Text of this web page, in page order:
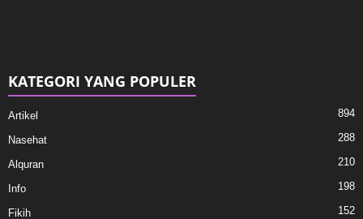
KATEGORI YANG POPULER
Artikel 894
Nasehat 288
Alquran 210
Info 198
Fikih 152